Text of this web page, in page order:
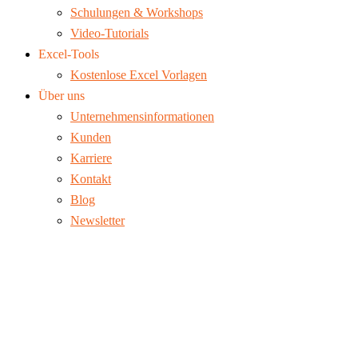
Schulungen & Workshops
Video-Tutorials
Excel-Tools
Kostenlose Excel Vorlagen
Über uns
Unternehmensinformationen
Kunden
Karriere
Kontakt
Blog
Newsletter